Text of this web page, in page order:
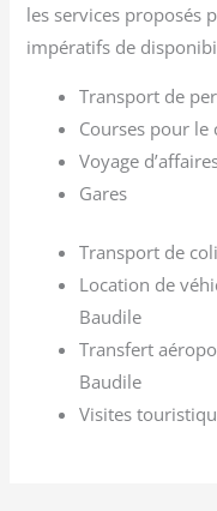
les services proposés
impératifs de
Transport de
Courses pour le
Voyage
Gares
Transport de
Location de
Baudile
Transfert
Baudile
Visites